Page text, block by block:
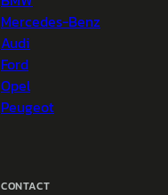
Mercedes-Benz
Audi
Ford
Opel
Peugeot
CONTACT